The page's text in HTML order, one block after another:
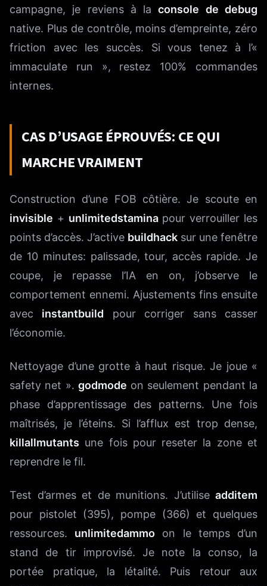
campagne, je reviens à laconsole de debug
native. Plus de contrôle, moins d’empreinte, zéro
friction avec les succès. Si vous tenez à l’«
immaculate run », restez 100% commandes
internes.
CAS D’USAGE ÉPROUVÉS: CE QUI
MARCHE VRAIMENT
Construction d’une FOB côtière. Je scoute en
invisible + unlimitedstaminapour verrouiller les
points d’accès. J’active buildhack sur une fenêtre
de 10 minutes: palissade, tour, accès rapide. Je
coupe, je repasse l’IA en on, j’observe le
comportement ennemi. Ajustements fins ensuite
avec instantbuild pour corriger sans casser
l’économie.
Nettoyage d’une grotte à haut risque. Je joue «
safety net ». godmode on seulement pendant la
phase d’apprentissage des patterns. Une fois
maîtrisés, je l’éteins. Si l’afflux est trop dense,
killallmutants une fois pour reseter la zone et
reprendre le fil.
Test d’armes et de munitions. J’utilise additem
pour pistolet (395), pompe (366) et quelques
ressources. unlimitedammo on le temps d’un
stand de tir improvisé. Je note la conso, la
portée pratique, la létalité. Puis retour aux